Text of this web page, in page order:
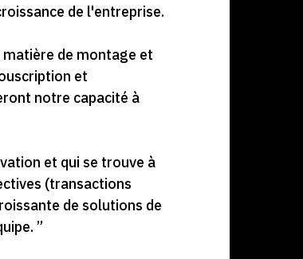
de l'entreprise.
matière de montage et
et
notre capacité à
et qui se trouve à
(transactions
de solutions de
”